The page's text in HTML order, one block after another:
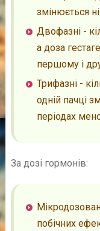
змінюється
Двофазні -
а доза
першому і
Трифазні -
одній пачці
періодах
За дозі гормонів:
побічних